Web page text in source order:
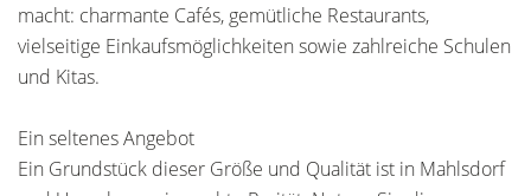
macht: charmante Cafés, gemütliche Restaurants,
vielseitige Einkaufsmöglichkeiten sowie zahlreiche Schulen
und Kitas.
Ein seltenes Angebot
Ein Grundstück dieser Größe und Qualität ist in Mahlsdorf